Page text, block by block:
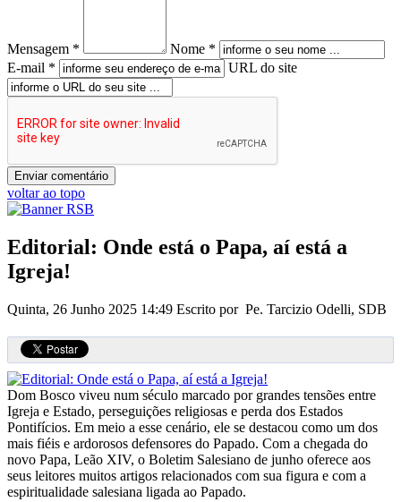
Mensagem *
Nome *
E-mail *
URL do site
voltar ao topo
Editorial: Onde está o Papa, aí está a
Igreja!
Quinta, 26 Junho 2025 14:49 Escrito por Pe. Tarcizio Odelli, SDB
Dom Bosco viveu num século marcado por grandes tensões entre
Igreja e Estado, perseguições religiosas e perda dos Estados
Pontifícios. Em meio a esse cenário, ele se destacou como um dos
mais fiéis e ardorosos defensores do Papado. Com a chegada do
novo Papa, Leão XIV, o Boletim Salesiano de junho oferece aos
seus leitores muitos artigos relacionados com sua figura e com a
espiritualidade salesiana ligada ao Papado.